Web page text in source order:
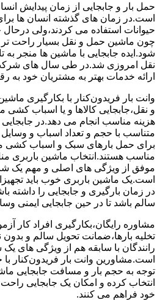
حمل بار و جابجایی از زمان پیدایش
است.در زمان های گذشته انسان ها
حیوانات استفاده می کردند،ولی
چون ماشین حمل و نقل بسیار راحت تر
شود.ایده جابجایی با ماشین ها
نقل امروزی شد.در طی سال های شرکت
ارائه خدمات بهتر به مشتریان خود به
وانت بار فریدون‌کنار با بکارگیری
و نقل،جابجایی کالاها و یا اسباب کشی
هزینه مناسب انجام می دهد.در
متناسب با حجم و تعداد اسباب و
برای حمل بارهای سبک و اسباب کشی
مناسب هستند.انتخاب ماشین باربری
موفق از ویژگی های اصلی و مهم یک
است.یک ماشین باربری خوب باید
در زمان بارگیری و جابجایی را داشته
سالم باشد تا در حین جابجایی ایمنی
مشاوره رایگان،بکارگیری افراد کار
تخلیه بارها،ضمانت تحویل سالم و بدون
رانندگان با سابقه هم از ویژگی های
است.مشاورین وانت بار فریدون‌کنار
توجه به حجم بار و مسافت جابجایی
انتخاب کرده و امکان یک جابجایی
خود فراهم می کنند.